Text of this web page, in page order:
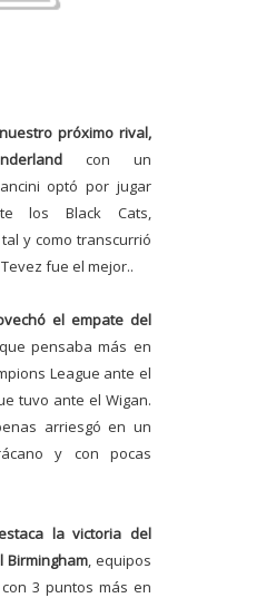
próximo rival,
con un
optó por jugar
los Black Cats,
y como transcurrió
fue el mejor..
el empate del
pensaba más en
League ante el
tuvo ante el Wigan.
arriesgó en un
y con pocas
la victoria del
Birmingham, equipos
3 puntos más en